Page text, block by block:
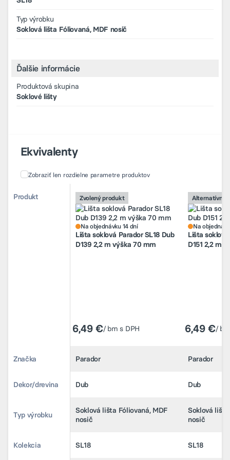
Typ výrobku
Soklová lišta Fóliovaná, MDF nosič
Ďalšie informácie
Produktová skupina
Soklové lišty
Ekvivalenty
Zobraziť len rozdielne parametre produktov
Produkt Zvolený produkt
Na objednávku 14 dní
Lišta soklová Parador SL18 Dub
D139 2,2 m výška 70 mm
6,49 €/ bm s DPH
Alternatívny
Na
Lišta
D151 2,2 m
6,49 €/
Značka Parador Parador
Dekor/drevina Dub Dub
Typ výrobku
Soklová lišta Fóliovaná, MDF
nosič
Soklová
nosič
Kolekcia SL18 SL18
Produkt
Zvolený produkt
Na objednávku 14 dní
Lišta soklová Parador SL18 Dub
D139 2,2 m výška 70 mm
6,49 €/ bm s DPH
Alternatívny
Na
Lišta
D151 2,2 m
6,49 €/
Značka Parador Parador
Dekor/drevina Dub Dub
Typ výrobku
Soklová lišta Fóliovaná, MDF
nosič
Soklová
nosič
Kolekcia SL18 SL18